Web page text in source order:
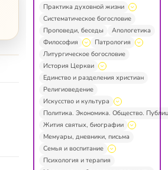
Практика духовной жизни
Систематическое богословие
Проповеди, беседы
Апологетика
Философия
Патрология
Литургическое богословие
История Церкви
Единство и разделения христиан
Религиоведение
Искусство и культура
Политика. Экономика. Общество.
Жития святых, биографии
Мемуары, дневники, письма
Семья и воспитание
Психология и терапия